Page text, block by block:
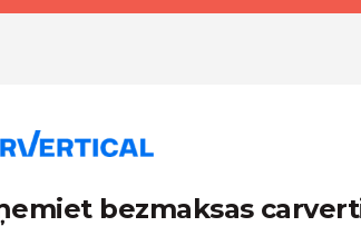
bezmaksas